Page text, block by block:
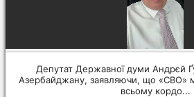
Депутат Державної думи Андрєй
Азербайджану, заявляючи, що «СВО»
всьому кордо...